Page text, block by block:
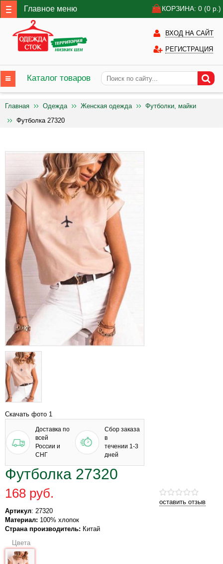
Главное меню КОРЗИНА: 0 (0 р.)
ВХОД НА САЙТ
РЕГИСТРАЦИЯ
Каталог товаров
Главная Одежда Женская одежда
Футболки, майки
Футболка 27320
Скачать фото 1
Доставка по
всей
России и
СНГ
Сбор заказа
в
течении 1-3
дней
Футболка 27320
оставить отзыв
168 руб.
Артикул: 27320
Материал: 100% хлопок
Страна производитель: Китай
Цвета